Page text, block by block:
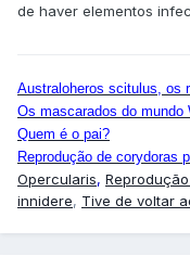
de haver elementos
Australoheros scitulus, os
Os mascarados do mundo
Quem é o pai?
Reprodução de corydoras
Opercularis,
innidere, Tive de voltar